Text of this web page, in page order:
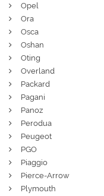
Opel
Ora
Osca
Oshan
Oting
Overland
Packard
Pagani
Panoz
Perodua
Peugeot
PGO
Piaggio
Pierce-Arrow
Plymouth